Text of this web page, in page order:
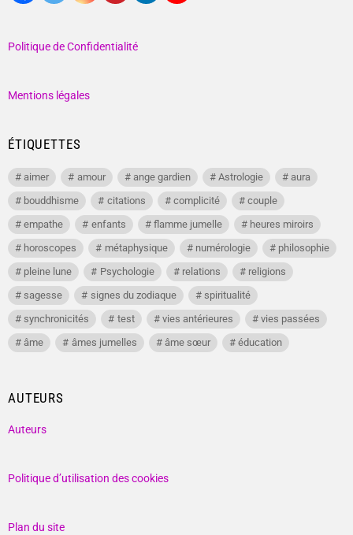
Politique de Confidentialité
Mentions légales
ÉTIQUETTES
aimer amour ange gardien Astrologie
aura
bouddhisme
citations complicité
couple
empathe
enfants flamme jumelle
heures miroirs
horoscopes
métaphysique numérologie
philosophie
pleine lune
Psychologie relations
religions
sagesse
signes du zodiaque
spiritualité
synchronicités
test vies antérieures
vies passées
âme
âmes jumelles âme sœur éducation
AUTEURS
Auteurs
Politique d’utilisation des cookies
Plan du site